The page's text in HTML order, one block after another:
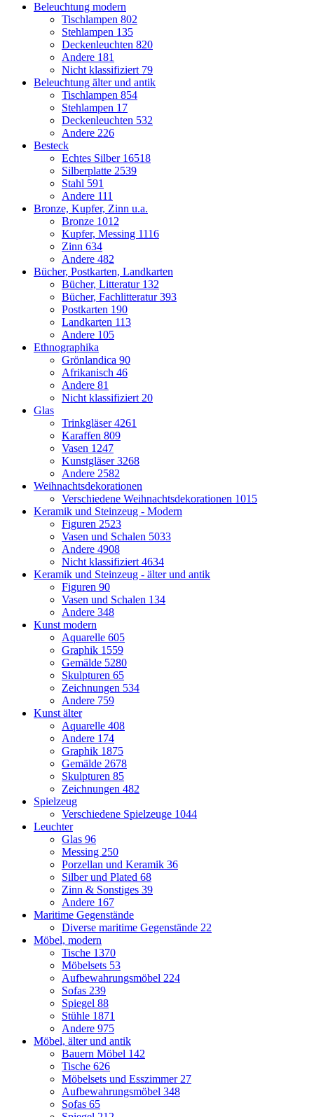
Beleuchtung modern
Tischlampen 802
Stehlampen 135
Deckenleuchten 820
Andere 181
Nicht klassifiziert 79
Beleuchtung älter und antik
Tischlampen 854
Stehlampen 17
Deckenleuchten 532
Andere 226
Besteck
Echtes Silber 16518
Silberplatte 2539
Stahl 591
Andere 111
Bronze, Kupfer, Zinn u.a.
Bronze 1012
Kupfer, Messing 1116
Zinn 634
Andere 482
Bücher, Postkarten, Landkarten
Bücher, Litteratur 132
Bücher, Fachlitteratur393
Postkarten 190
Landkarten 113
Andere 105
Ethnographika
Grönlandica 90
Afrikanisch 46
Andere 81
Nicht klassifiziert 20
Glas
Trinkgläser4261
Karaffen 809
Vasen 1247
Kunstgläser3268
Andere 2582
Weihnachtsdekorationen
Verschiedene Weihnachtsdekorationen 1015
Keramik und Steinzeug - Modern
Figuren 2523
Vasen und Schalen 5033
Andere 4908
Nicht klassifiziert 4634
Keramik und Steinzeug - älter und antik
Figuren 90
Vasen und Schalen 134
Andere 348
Kunst modern
Aquarelle 605
Graphik 1559
Gemälde 5280
Skulpturen 65
Zeichnungen 534
Andere 759
Kunst älter
Aquarelle 408
Andere 174
Graphik 1875
Gemälde 2678
Skulpturen 85
Zeichnungen 482
Spielzeug
Verschiedene Spielzeuge 1044
Leuchter
Glas 96
Messing 250
Porzellan und Keramik 36
Silber und Plated 68
Zinn & Sonstiges 39
Andere 167
Maritime Gegenstände
Diverse maritime Gegenstände 22
Möbel, modern
Tische 1370
Möbelsets 53
Aufbewahrungsmöbel 224
Sofas 239
Spiegel 88
Stühle 1871
Andere 975
Möbel, älter und antik
Bauern Möbel 142
Tische 626
Möbelsets und Esszimmer 27
Aufbewahrungsmöbel 348
Sofas 65